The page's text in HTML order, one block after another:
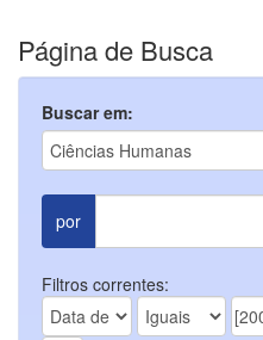
Página de Busca
Buscar em:
por
Filtros correntes: